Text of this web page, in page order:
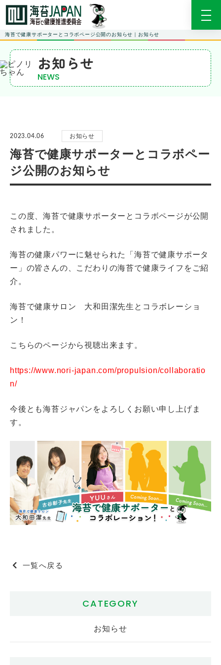
海苔で健康サポーターとコラボページ公開のお知らせ｜お知らせ
お知らせ
NEWS
2023.04.06 お知らせ
海苔で健康サポーターとコラボペー
ジ公開のお知らせ
この度、海苔で健康サポーターとコラボページが公開
されました。
海苔の健康パワーに魅せられた「海苔で健康サポータ
ー」の皆さんの、こだわりの海苔で健康ライフをご紹
介。
海苔で健康サロン 大和田潔先生とコラボレーショ
ン！
こちらのページから視聴出来ます。
https://www.nori-japan.com/propulsion/collaboratio
n/
今後とも海苔ジャパンをよろしくお願い申し上げま
す。
一覧へ戻る
CATEGORY
お知らせ